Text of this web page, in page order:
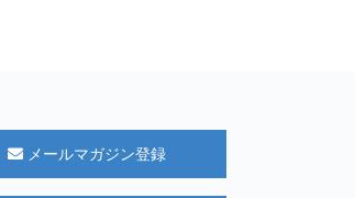
メールマガジン登録